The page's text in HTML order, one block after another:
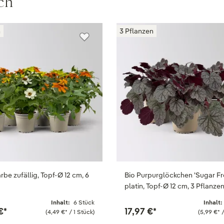
zufällig, Topf-Ø 12 cm, 6
Inhalt: 6 Stück
(4,49 €* / 1 Stück)
*
3 Pflanzen
Bio Purpurglöckchen 'Sugar
platin, Topf-Ø 12 cm, 3 Pflanzen
Inhalt:
(5,99 €*
17,97 €*